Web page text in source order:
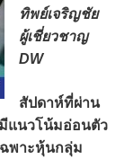
ทิพย์เจริญชัย
ผู้เชี่ยวชาญ
DW
สัปดาห์ที่ผ่าน
แนวโน้มอ่อนตัว
ฉพาะหุ้นกลุ่ม